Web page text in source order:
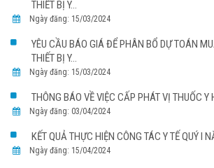
THIẾT BỊ Y...
Ngày đăng: 15/03/2024
YÊU CẦU BÁO GIÁ ĐỂ PHÂN BỔ DỰ TOÁN
THIẾT BỊ Y...
Ngày đăng: 15/03/2024
THÔNG BÁO VỀ VIỆC CẤP PHÁT VỊ THUỐC Y
Ngày đăng: 03/04/2024
KẾT QUẢ THỰC HIỆN CÔNG TÁC Y TẾ QUÝ I
Ngày đăng: 15/04/2024